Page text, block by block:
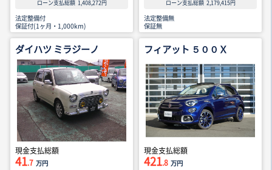
ローン支払総額 1,408,272円
法定整備付
保証付(1ヶ月・1,000km)
ローン支払総額 2,179,415円
法定整備無
保証無
ダイハツ ミラジーノ
現金支払総額
41.7 万円
フィアット ５００Ｘ
現金支払総額
421.8 万円